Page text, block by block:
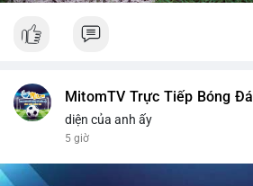
MitomTV Trực Tiếp Bóng Đá
diện của anh ấy
5 giờ